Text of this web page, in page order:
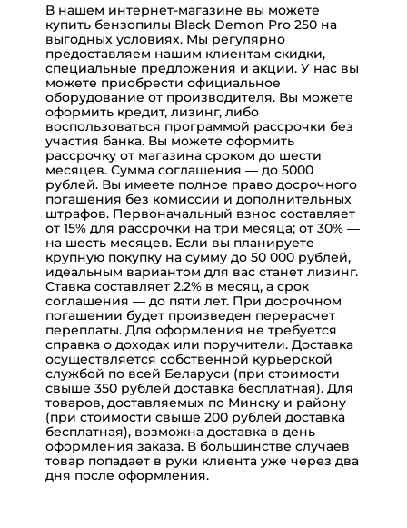
В нашем интернет-магазине вы можете
купить бензопилы Black Demon Pro 250 на
выгодных условиях. Мы регулярно
предоставляем нашим клиентам скидки,
специальные предложения и акции. У нас вы
можете приобрести официальное
оборудование от производителя. Вы можете
оформить кредит, лизинг, либо
воспользоваться программой рассрочки без
участия банка. Вы можете оформить
рассрочку от магазина сроком до шести
месяцев. Сумма соглашения — до 5000
рублей. Вы имеете полное право досрочного
погашения без комиссии и дополнительных
штрафов. Первоначальный взнос составляет
от 15% для рассрочки на три месяца; от 30% —
на шесть месяцев. Если вы планируете
крупную покупку на сумму до 50 000 рублей,
идеальным вариантом для вас станет лизинг.
Ставка составляет 2.2% в месяц, а срок
соглашения — до пяти лет. При досрочном
погашении будет произведен перерасчет
переплаты. Для оформления не требуется
справка о доходах или поручители. Доставка
осуществляется собственной курьерской
службой по всей Беларуси (при стоимости
свыше 350 рублей доставка бесплатная). Для
товаров, доставляемых по Минску и району
(при стоимости свыше 200 рублей доставка
бесплатная), возможна доставка в день
оформления заказа. В большинстве случаев
товар попадает в руки клиента уже через два
дня после оформления.